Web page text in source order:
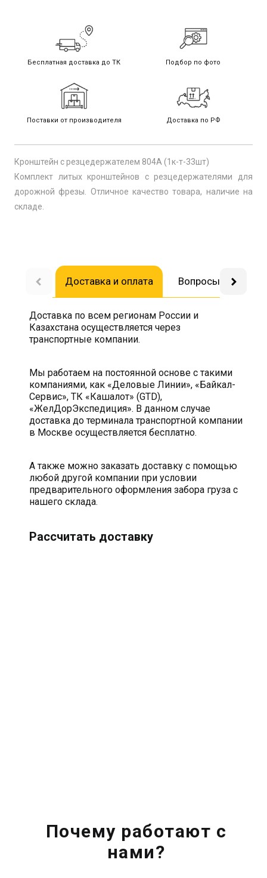
Бесплатная доставка до ТК Подбор по фото
Поставки от производителя Доставка по РФ
Кронштейн с резцедержателем 804А (1к-т-33шт)
Комплект литых кронштейнов с резцедержателями для
дорожной фрезы. Отличное качество товара, наличие на
складе.
Доставка и оплата Вопросы-ответы
Доставка по всем регионам России и
Казахстана осуществляется через
транспортные компании.
Мы работаем на постоянной основе с такими
компаниями, как «Деловые Линии», «Байкал-
Сервис», ТК «Кашалот» (GTD),
«ЖелДорЭкспедиция». В данном случае
доставка до терминала транспортной компании
в Москве осуществляется бесплатно.
А также можно заказать доставку с помощью
любой другой компании при условии
предварительного оформления забора груза с
нашего склада.
Рассчитать доставку
Почему работают с
нами?